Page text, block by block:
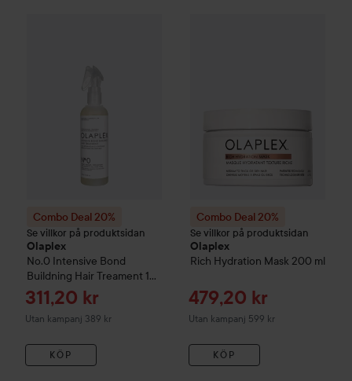
Combo Deal 20%
Se villkor på produktsidan
Olaplex
No.0 Intensive Bond
Buildning Hair Treament 155
ml
Reapris
311,20 kr
Utan kampanj 389 kr
KÖP
Combo Deal 20%
Se villkor på produktsidan
Olaplex
Rich Hydration Mask 200 ml
Reapris
479,20 kr
Utan kampanj 599 kr
KÖP